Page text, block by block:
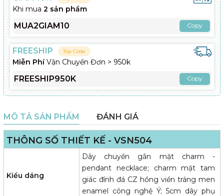
Khi mua 2 sản phẩm
MUA2GIAM10 Copy
FREESHIP Top Code
Miễn PhíVận Chuyển Đơn > 950k
FREESHIP950K Copy
MÔ TẢ SẢN PHẨM ĐÁNH GIÁ
THÔNG SỐ THIẾT KẾ - VSN504
Kiểu dáng
Dây chuyền gắn mặt charm -
pendant necklace; charm mặt tam
giác đính đá CZ hồng viền tráng men
enamel công nghệ Ý; 5cm dây phụ